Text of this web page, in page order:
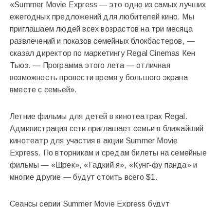
«Summer Movie Express — это одно из самых лучших
ежегодных предложений для любителей кино. Мы
приглашаем людей всех возрастов на три месяца
развлечений и показов семейных блокбастеров, —
сказал директор по маркетингу Regal Cinemas Кен
Тьюз. — Программа этого лета — отличная
возможность провести время у большого экрана
вместе с семьей».
Летние фильмы для детей в кинотеатрах Regal.
Администрация сети приглашает семьи в ближайший
кинотеатр для участия в акции Summer Movie
Express. По вторникам и средам билеты на семейные
фильмы — «Шрек», «Гадкий я», «Кунг-фу панда» и
многие другие — будут стоить всего $1.
Сеансы серии Summer Movie Express будут